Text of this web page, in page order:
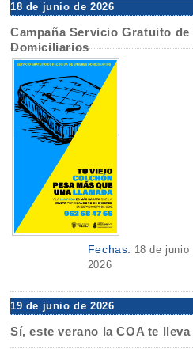
18 de junio de 2026
Campaña Servicio Gratuito
Domiciliarios
Fechas: 18 de
2026
19 de junio de 2026
Sí, este verano la COA te